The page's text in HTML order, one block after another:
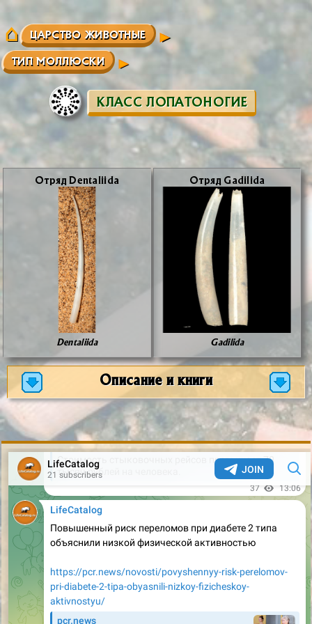
ЦАРСТВО ЖИВОТНЫЕ
ТИП МОЛЛЮСКИ
КЛАСС ЛОПАТОНОГИЕ
От­ряд Dentaliida
Dentaliida
От­ряд Gadilida
Gadilida
Описание и книги